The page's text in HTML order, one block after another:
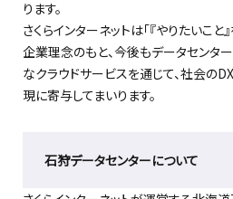
ります。
さくらインターネットは「『やりたいこと
企業理念のもと、今後もデータセンタ
なクラウドサービスを通じて、社会の
現に寄与してまいります。
石狩データセンターについて